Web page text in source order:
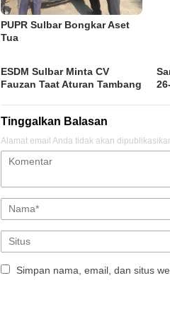
PUPR Sulbar Bongkar Aset
Tua
ESDM Sulbar Minta CV
Fauzan Taat Aturan Tambang
Tinggalkan Balasan
Alamat email Anda tidak akan
Simpan nama, email, dan situs